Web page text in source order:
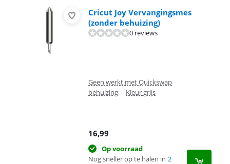
Cricut Joy Vervangingsmes
(zonder behuizing)
0 reviews
Geen werkt met Quickswap
behuizing | Kleur grijs
16,99
Op voorraad
Nog sneller op te halen in 2